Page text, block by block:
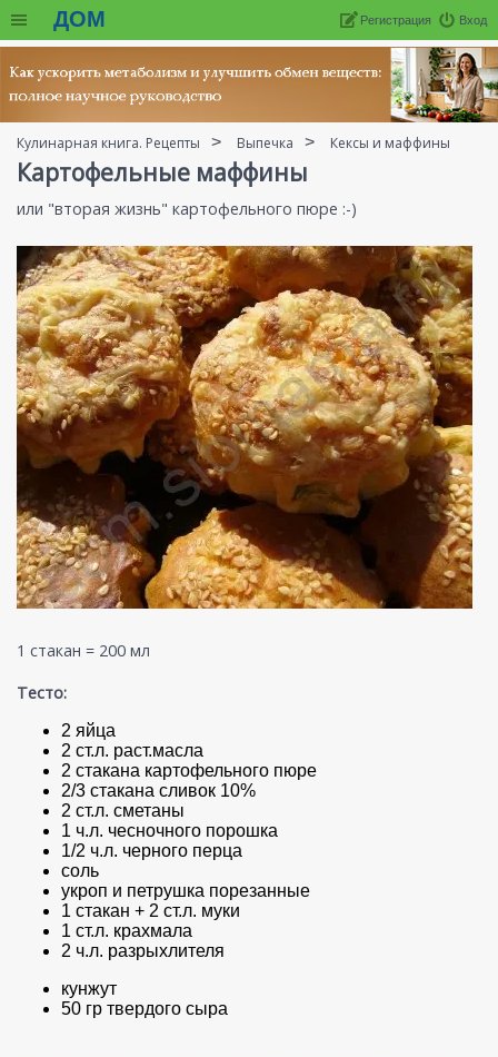
ДОМ Вход
Регистрация
Кулинарная книга. Рецепты Выпечка Кексы и маффины
Картофельные маффины
или "вторая жизнь" картофельного пюре :-)
1 стакан = 200 мл
Тесто:
2 яйца
2 ст.л. раст.масла
2 стакана картофельного пюре
2/3 стакана сливок 10%
2 ст.л. сметаны
1 ч.л. чесночного порошка
1/2 ч.л. черного перца
соль
укроп и петрушка порезанные
1 стакан + 2 ст.л. муки
1 ст.л. крахмала
2 ч.л. разрыхлителя
кунжут
50 гр твердого сыра